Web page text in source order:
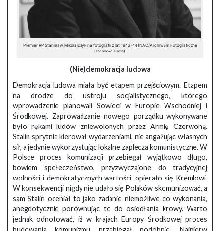
Premier RP Stanisław Mikołajczyk na fotografii z lat 1943-44 (NAC/Archiwum Fotograficzne
Czesława Datki).
(Nie)demokracja ludowa
Demokracja ludowa miała być etapem przejściowym. Etapem
na drodze do ustroju socjalistycznego, którego
wprowadzenie planowali Sowieci w Europie Wschodniej i
Środkowej. Zaprowadzanie nowego porządku wykonywane
było rękami ludów zniewolonych przez Armię Czerwoną.
Stalin sprytnie kierował wydarzeniami, nie angażując własnych
sił, a jedynie wykorzystując lokalne zaplecza komunistyczne. W
Polsce proces komunizacji przebiegał wyjątkowo długo,
bowiem społeczeństwo, przyzwyczajone do tradycyjnej
wolności i demokratycznych wartości, opierało się Kremlowi.
W konsekwencji nigdy nie udało się Polaków skomunizować, a
sam Stalin oceniał to jako zadanie niemożliwe do wykonania,
anegdotycznie porównując to do osiodłania krowy. Warto
jednak odnotować, iż w krajach Europy Środkowej proces